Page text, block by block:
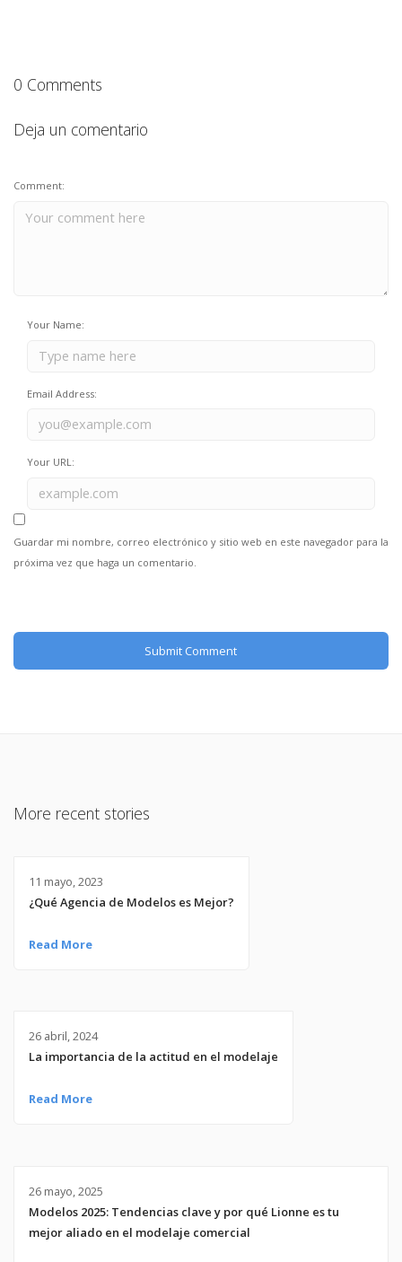
0 Comments
Deja un comentario
Comment:
Your Name:
Email Address:
Your URL:
Guardar mi nombre, correo electrónico y sitio web en este navegador para la
próxima vez que haga un comentario.
More recent stories
11 mayo, 2023
¿Qué Agencia de Modelos es Mejor?
Read More
26 abril, 2024
La importancia de la actitud en el modelaje
Read More
26 mayo, 2025
Modelos 2025: Tendencias clave y por qué Lionne es tu
mejor aliado en el modelaje comercial